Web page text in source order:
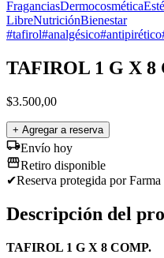
FraganciasDermocosmética
LibreNutriciónBienestar
#tafirol#analgésico#antipirético
TAFIROL 1 G X 8
$3.500,00
+ Agregar a reserva
Envío hoy
Retiro disponible
✔Reserva protegida por
Descripción del
TAFIROL 1 G X 8 COMP.